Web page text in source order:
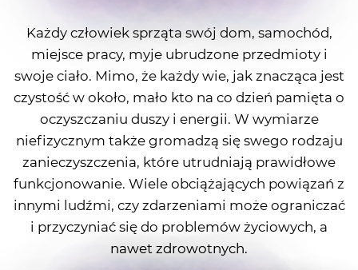
Każdy człowiek sprząta swój dom, samochód,
miejsce pracy, myje ubrudzone przedmioty i
swoje ciało. Mimo, że każdy wie, jak znacząca jest
czystość w około, mało kto na co dzień pamięta o
oczyszczaniu duszy i energii. W wymiarze
niefizycznym także gromadzą się swego rodzaju
zanieczyszczenia, które utrudniają prawidłowe
funkcjonowanie. Wiele obciążających powiązań z
innymi ludźmi, czy zdarzeniami może ograniczać
i przyczyniać się do problemów życiowych, a
nawet zdrowotnych.